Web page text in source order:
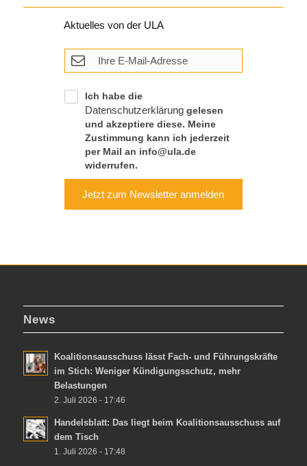
Jetzt zum Newsletter anmelden
Aktuelles von der ULA
Ich habe die
Datenschutzerklärung gelesen
und akzeptiere diese. Meine
Zustimmung kann ich jederzeit
per Mail an info@ula.de
widerrufen.
News
Koalitionsausschuss lässt Fach- und Führungskräfte
im Stich: Weniger Kündigungsschutz, mehr
Belastungen
2. Juli 2026 - 17:46
Handelsblatt: Das liegt beim Koalitionsausschuss auf
dem Tisch
1. Juli 2026 - 17:48